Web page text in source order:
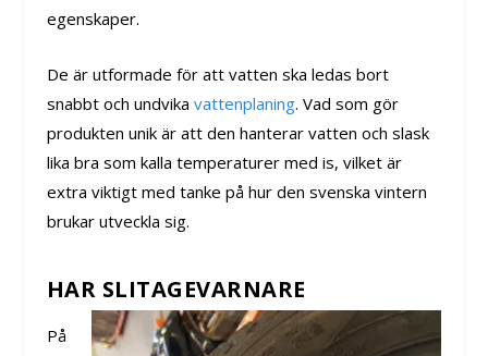
egenskaper.
De är utformade för att vatten ska ledas bort
snabbt och undvika vattenplaning. Vad som gör
produkten unik är att den hanterar vatten och slask
lika bra som kalla temperaturer med is, vilket är
extra viktigt med tanke på hur den svenska vintern
brukar utveckla sig.
HAR SLITAGEVARNARE
På